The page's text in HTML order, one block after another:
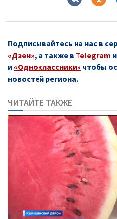
Подписывайтесь на нас в
«Дзен», а также в Telegram
и «Одноклассники» чтобы
новостей региона.
ЧИТАЙТЕ ТАКЖЕ